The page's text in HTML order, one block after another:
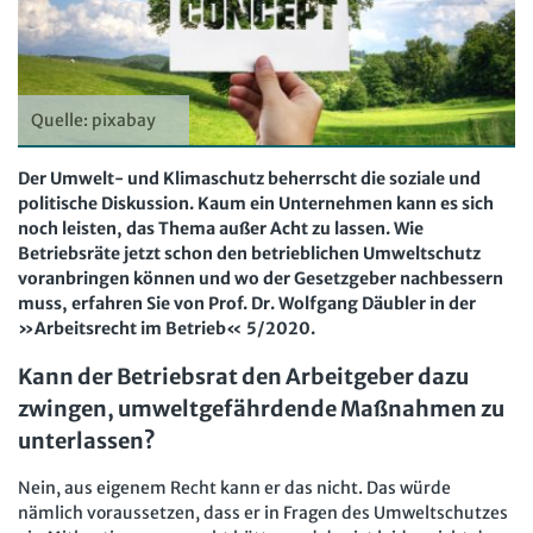
Computer und Arbeit
Gute Arbeit
Betriebsrat und Mitbestimmung
Arbeitsschutz und Mitbestimmung
Schwerbehindertenrecht und Inklusion
Mitbestimmung
Arbeit und Recht
Soziales Recht
Digitales Arbeits- und Sozialrecht
Soziale Sicherheit
Beschäftigtendatenschutz online
Personalratswissen online
Schwerbehindertenrecht online
Arbeitszeit online
KI-Praxis Arbeitsrecht online
JAV-Praxis online
Newsletter
Bund SHOP
Abo
mein Bund-Online
Presse Interne Meldestelle Verträge kündigen
Datenschutz
AGB Impressum
Kontakt
Erklärung zur Barrierefreiheit
Widerruf
Widerrufsrecht
Quelle: pixabay
Der Umwelt- und Klimaschutz beherrscht die soziale und
politische Diskussion. Kaum ein Unternehmen kann es sich
noch leisten, das Thema außer Acht zu lassen. Wie
Betriebsräte jetzt schon den betrieblichen Umweltschutz
voranbringen können und wo der Gesetzgeber nachbessern
muss, erfahren Sie von Prof. Dr. Wolfgang Däubler in der
»Arbeitsrecht im Betrieb« 5/2020.
Kann der Betriebsrat den Arbeitgeber dazu
zwingen, umweltgefährdende Maßnahmen zu
unterlassen?
Nein, aus eigenem Recht kann er das nicht. Das würde
nämlich voraussetzen, dass er in Fragen des Umweltschutzes